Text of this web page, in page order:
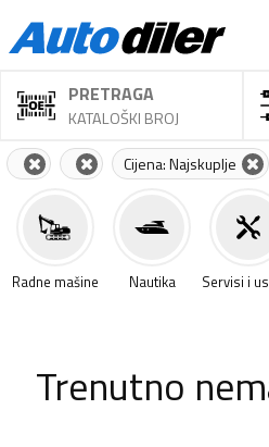
PRETRAGA
KATALOŠKI BROJ
Cijena: Najskuplje
Radne mašine Nautika Servisi i
Trenutno